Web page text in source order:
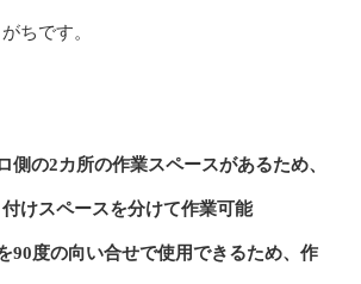
ちです。
側の2カ所の作業スペースがあるため、
けスペースを分けて作業可能
90度の向い合せで使用できるため、作